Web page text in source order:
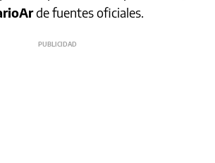
de fuentes oficiales.